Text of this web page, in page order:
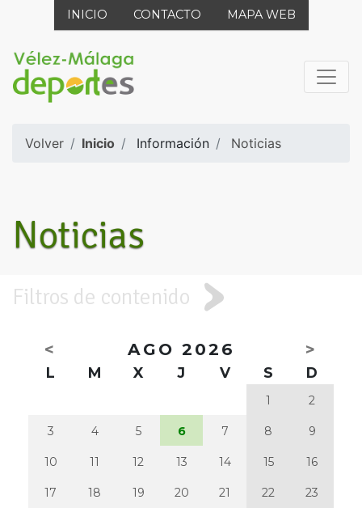
INICIO CONTACTO MAPA WEB
Volver Inicio Información Noticias
Noticias
Filtros de contenido
< AGO 2026 >
L M X J V S D
1 2
3 4 5 6 7 8 9
10 11 12 13 14 15 16
17 18 19 20 21 22 23